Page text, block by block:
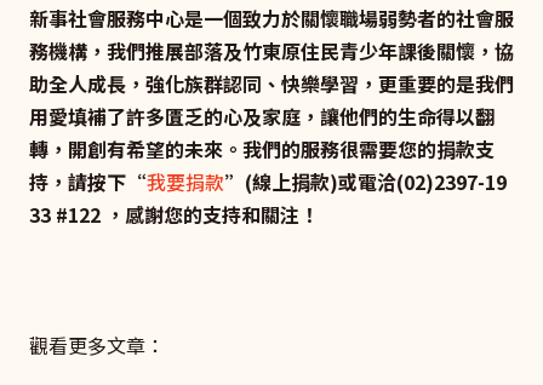
新事社會服務中心是一個致力於關懷職場弱勢者的社會服
務機構，我們推展部落及竹東原住民青少年課後關懷，協
助全人成長，強化族群認同、快樂學習，更重要的是我們
用愛填補了許多匱乏的心及家庭，讓他們的生命得以翻
轉，開創有希望的未來。我們的服務很需要您的捐款支
持，請按下“我要捐款”(線上捐款)或電洽(02)2397-19
33 #122 ，感謝您的支持和關注！
觀看更多文章：